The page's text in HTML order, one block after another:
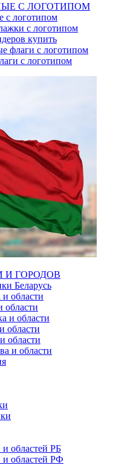
С ЛОГОТИПОМ
с логотипом
с логотипом
купить
флаги с логотипом
с логотипом
И ГОРОДОВ
Беларусь
области
области
и области
области
области
и области
областей РБ
и областей РФ